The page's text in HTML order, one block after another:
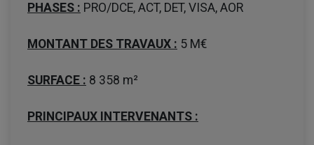
PHASES : PRO/DCE, ACT, DET, VISA, AOR
MONTANT DES TRAVAUX : 5 M€
SURFACE : 8 358 m²
PRINCIPAUX INTERVENANTS :